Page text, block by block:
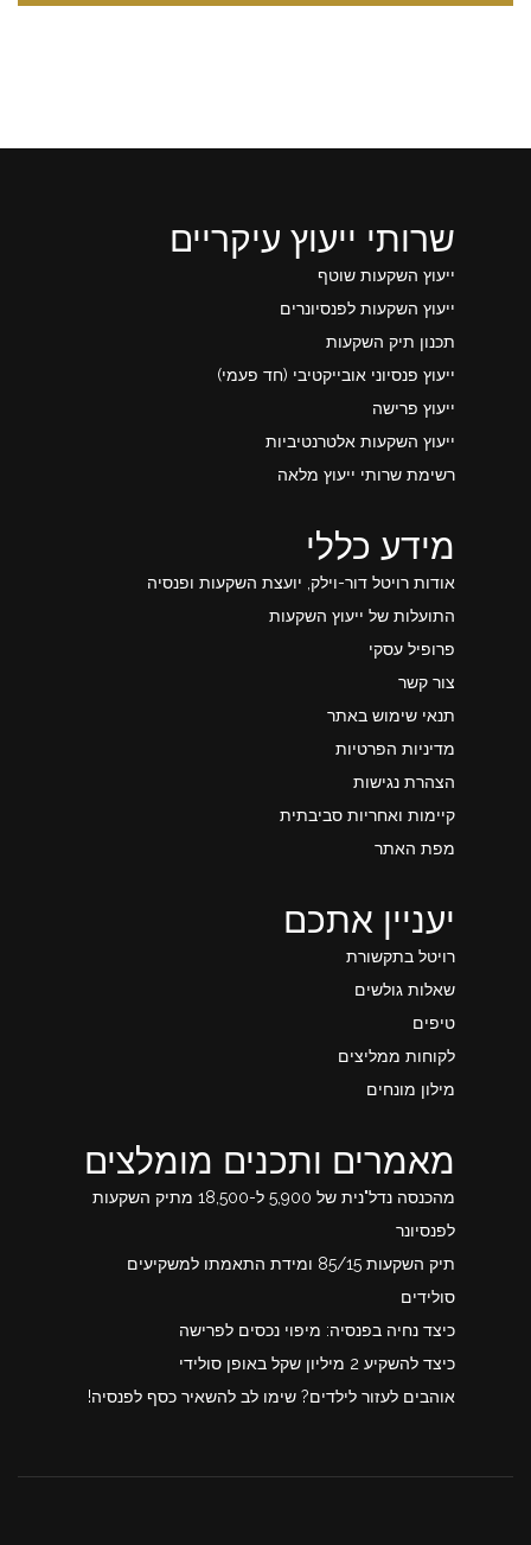
שרותי ייעוץ עיקריים
ייעוץ השקעות שוטף
ייעוץ השקעות לפנסיונרים
תכנון תיק השקעות
ייעוץ פנסיוני אובייקטיבי (חד פעמי)
ייעוץ פרישה
ייעוץ השקעות אלטרנטיביות
רשימת שרותי ייעוץ מלאה
מידע כללי
אודות רויטל דור-וילק, יועצת השקעות ופנסיה
התועלות של ייעוץ השקעות
פרופיל עסקי
צור קשר
תנאי שימוש באתר
מדיניות הפרטיות
הצהרת נגישות
קיימות ואחריות סביבתית
מפת האתר
יעניין אתכם
רויטל בתקשורת
שאלות גולשים
טיפים
לקוחות ממליצים
מילון מונחים
מאמרים ותכנים מומלצים
מהכנסה נדל"נית של 5,900 ל-18,500 מתיק השקעות
לפנסיונר
תיק השקעות 85/15 ומידת התאמתו למשקיעים
סולידים
כיצד נחיה בפנסיה: מיפוי נכסים לפרישה
כיצד להשקיע 2 מיליון שקל באופן סולידי
אוהבים לעזור לילדים? שימו לב להשאיר כסף לפנסיה!